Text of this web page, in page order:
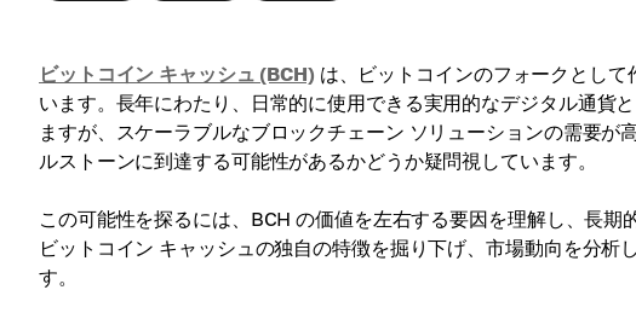
ビットコイン キャッシュ (BCH) は、ビットコインのフォークとし
います。長年にわたり、日常的に使用できる実用的なデジタル通貨
ますが、スケーラブルなブロックチェーン ソリューションの需要
ルストーンに到達する可能性があるかどうか疑問視しています。
この可能性を探るには、BCH の価値を左右する要因を理解し、長期
ビットコイン キャッシュの独自の特徴を掘り下げ、市場動向を分析
す。